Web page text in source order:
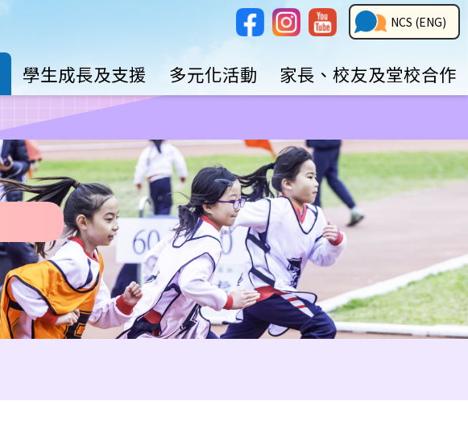
Social
Media
NCS
Button
NCS (ENG)
學生成長及支援 多元化活動 家長、校友及堂校合作